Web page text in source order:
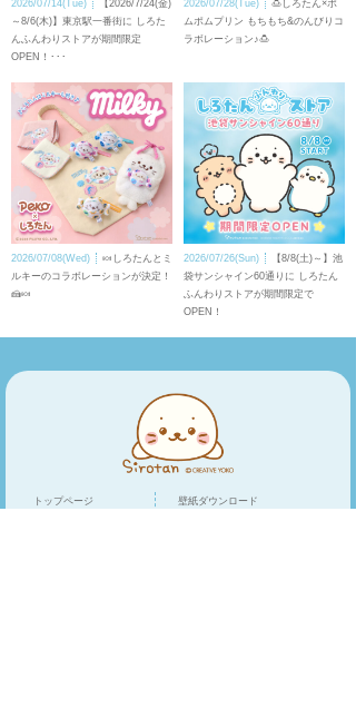
2026/07/14(Tue)
【2026/7/24(金)
～8/6(木)】東京駅一番街に しろた
んふんわりストアが期間限定
OPEN！･･･
2026/07/28(Tue)
🍮しろたん×ポ
ムポムプリン もちもち&のんびりコ
ラボレーション♪🍮
2026/07/08(Wed)
🍬しろたんとミ
ルキーのコラボレーションが決定！
🍰🍬
2026/07/26(Sun)
【8/8(土)～】池
袋サンシャイン60通りに しろたん
ふんわりストアが期間限定で
OPEN！
トップページ 壁紙ダウンロード